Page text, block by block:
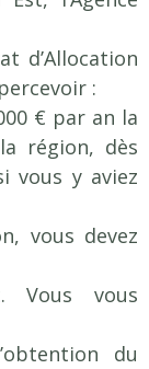
d’Allocation
:
€ par an la
région, dès
vous y aviez
vous devez
Vous vous
du